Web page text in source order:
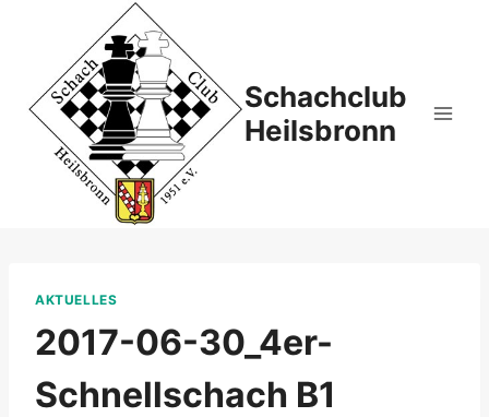
springen
Schachclub
Heilsbronn
AKTUELLES
2017-06-30_4er-
Schnellschach B1